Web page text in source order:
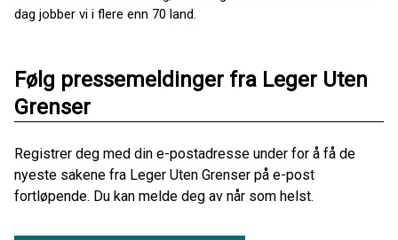
dag jobber vi i flere enn 70 land.
Følg pressemeldinger fra Leger Uten
Grenser
Registrer deg med din e-postadresse under for å få de
nyeste sakene fra Leger Uten Grenser på e-post
fortløpende. Du kan melde deg av når som helst.